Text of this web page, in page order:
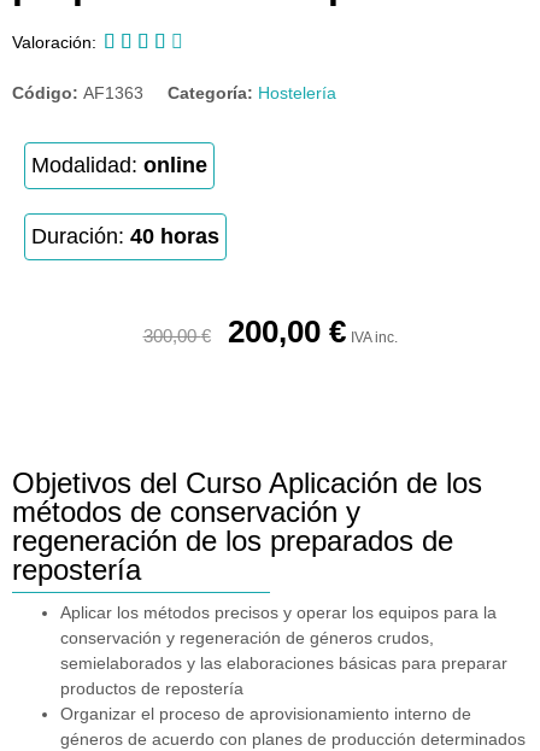
Valoración:     
Código: AF1363 Categoría: Hostelería
Modalidad: online
Duración: 40 horas
300,00€ 200,00 € IVA inc.
Objetivos del Curso Aplicación de los
métodos de conservación y
regeneración de los preparados de
repostería
Aplicar los métodos precisos y operar los equipos para la
conservación y regeneración de géneros crudos,
semielaborados y las elaboraciones básicas para preparar
productos de repostería
Organizar el proceso de aprovisionamiento interno de
géneros de acuerdo con planes de producción determinados